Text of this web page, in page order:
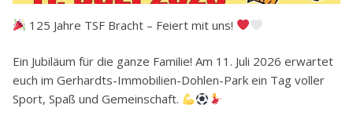
125 Jahre TSF Bracht – Feiert mit uns!
Ein Jubiläum für die ganze Familie! Am 11. Juli 2026 erwartet
euch im Gerhardts-Immobilien-Dohlen-Park ein Tag voller
Sport, Spaß und Gemeinschaft.